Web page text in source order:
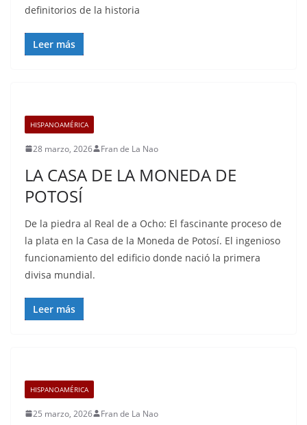
definitorios de la historia
Leer más
HISPANOAMÉRICA
28 marzo, 2026 Fran de La Nao
LA CASA DE LA MONEDA DE
POTOSÍ
De la piedra al Real de a Ocho: El fascinante proceso de
la plata en la Casa de la Moneda de Potosí. El ingenioso
funcionamiento del edificio donde nació la primera
divisa mundial.
Leer más
HISPANOAMÉRICA
25 marzo, 2026 Fran de La Nao